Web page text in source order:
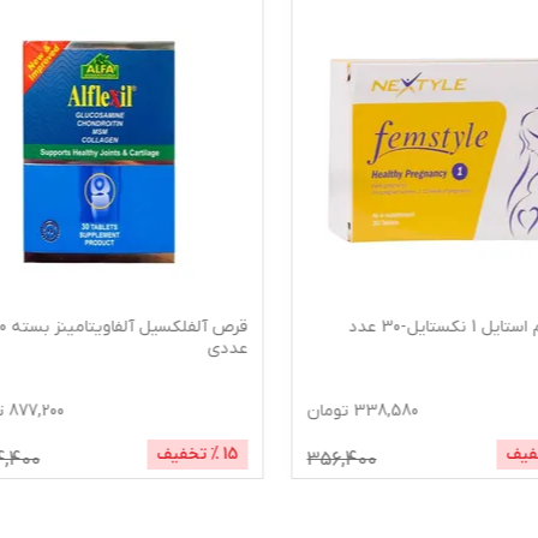
قرص آلفلکسیل آلفاویتامینز بسته 30
877,200 تومان
1,034,400
آمپول خوراکی بایوتن چوا فارم حاوی
رویال ژلی بسته 1